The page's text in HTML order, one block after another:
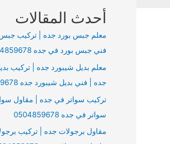
أحدث المقالات
معلم جبس بورد جده | تركيب جبس
فني جبس بورد في جده 0504859678
معلم بديل شيبورد جده | تركيب
جده | فني بديل شيبورد جده 0504859678
تركيب سواتر في جده | مقاول
سواتر في جده 0504859678
مقاول برجولات جده | تركيب